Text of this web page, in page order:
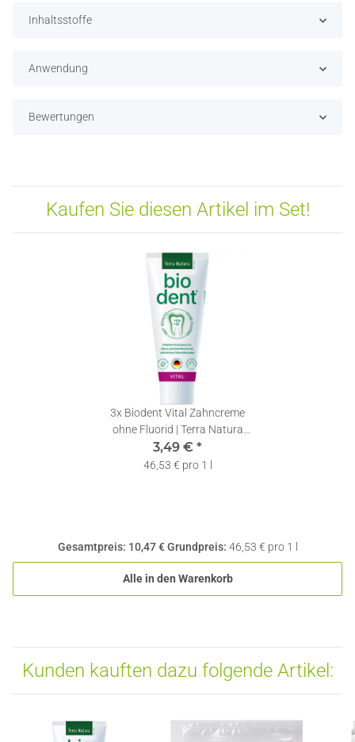
Inhaltsstoffe
Anwendung
Bewertungen
Kaufen Sie diesen Artikel im Set!
3x Biodent Vital Zahncreme
ohne Fluorid | Terra Natura
Zahnpasta | 1 x 75ml
3,49 € *
46,53 € pro 1 l
Gesamtpreis: 10,47 € Grundpreis: 46,53 € pro 1 l
Alle in den Warenkorb
Kunden kauften dazu folgende Artikel: